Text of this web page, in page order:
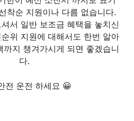
착순 지원이나 다름 없습니다.
서 일반 보조금 혜택을 놓치신
위 지원에 대해서도 한번 알아
까지 챙겨가시게 되면 좋겠습니
다.
전 운전 하세요 😀